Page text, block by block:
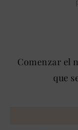
Comenzar el
que